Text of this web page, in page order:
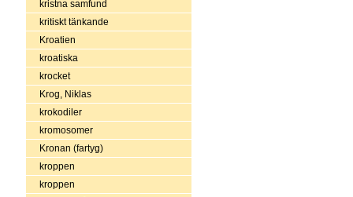
kristna samfund
kritiskt tänkande
Kroatien
kroatiska
krocket
Krog, Niklas
krokodiler
kromosomer
Kronan (fartyg)
kroppen
kroppen